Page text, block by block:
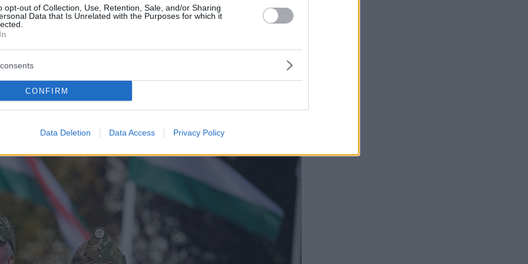
opt-out of Collection, Use, Retention, Sale, and/or Sharing
Data that Is Unrelated with the Purposes for which it
CONFIRM
Data Deletion Data Access Privacy Policy
pressioni sulla sicurezza in tutta Europa.
ungherese l’agilità di rispondere rapidamente
in modo significativo la trasparenza che in